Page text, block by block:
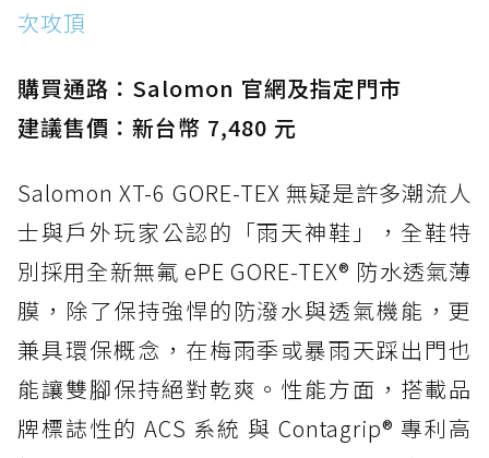
次攻頂
購買通路：Salomon 官網及指定門市
建議售價：新台幣 7,480 元
Salomon XT-6 GORE-TEX 無疑是許多潮流人
士與戶外玩家公認的「雨天神鞋」，全鞋特
別採用全新無氟 ePE GORE-TEX® 防水透氣薄
膜，除了保持強悍的防潑水與透氣機能，更
兼具環保概念，在梅雨季或暴雨天踩出門也
能讓雙腳保持絕對乾爽。性能方面，搭載品
牌標誌性的 ACS 系統 與 Contagrip® 專利高